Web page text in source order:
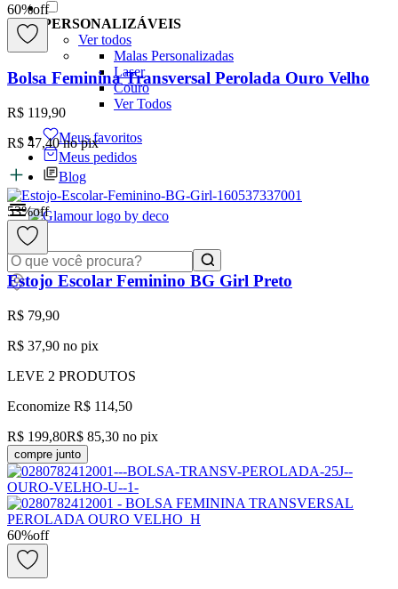
PERSONALIZÁVEIS
Ver todos
Malas Personalizadas
Laser
Couro
Ver Todos
Meus favoritos
Meus pedidos
Blog
0
60%off
Bolsa Feminina Transversal Perolada Ouro Velho
R$ 119,90
R$ 47,40 no pix
53%off
Estojo Escolar Feminino BG Girl Preto
R$ 79,90
R$ 37,90 no pix
LEVE 2 PRODUTOS
Economize R$ 114,50
R$ 199,80R$ 85,30 no pix
compre junto
60%off